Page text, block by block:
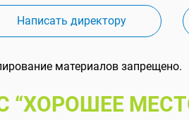
Написать директору
материалов запрещено.
“ХОРОШЕЕ